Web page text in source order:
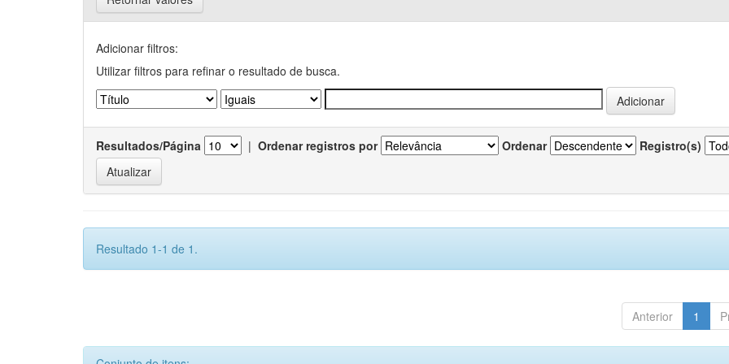
Adicionar filtros:
Utilizar filtros para refinar o resultado de busca.
Resultados/Página | Ordenar registros por Ordenar Registro(s)
Resultado 1-1 de 1.
Anterior 1